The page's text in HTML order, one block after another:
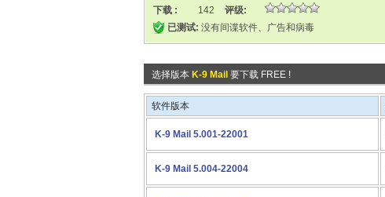
下载 :
142
评级:
已测试: 没有间谍软件、广告和病毒
选择版本 K-9 Mail 要下载 FREE !
软件版本
K-9 Mail 5.001-22001
K-9 Mail 5.004-22004